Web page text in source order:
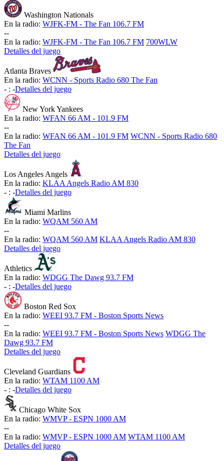
Washington Nationals
En la radio: WJFK-FM - The Fan 106.7 FM
--
En la radio: WJFK-FM - The Fan 106.7 FM 700WLW
Detalles del juego
Atlanta Braves
En la radio: WCNN - Sports Radio 680 The Fan
- : -Detalles del juego
New York Yankees
En la radio: WFAN 66 AM - 101.9 FM
--
En la radio: WFAN 66 AM - 101.9 FM WCNN - Sports Radio 680
The Fan
Detalles del juego
Los Angeles Angels
En la radio: KLAA Angels Radio AM 830
- : -Detalles del juego
Miami Marlins
En la radio: WQAM 560 AM
--
En la radio: WQAM 560 AM KLAA Angels Radio AM 830
Detalles del juego
Athletics
En la radio: WDGG The Dawg 93.7 FM
- : -Detalles del juego
Boston Red Sox
En la radio: WEEI 93.7 FM - Boston Sports News
--
En la radio: WEEI 93.7 FM - Boston Sports News WDGG The
Dawg 93.7 FM
Detalles del juego
Cleveland Guardians
En la radio: WTAM 1100 AM
- : -Detalles del juego
Chicago White Sox
En la radio: WMVP - ESPN 1000 AM
--
En la radio: WMVP - ESPN 1000 AM WTAM 1100 AM
Detalles del juego